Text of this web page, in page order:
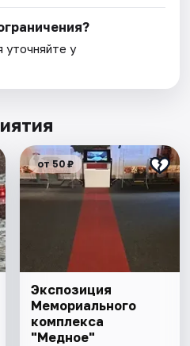
уточняйте у
от 50 ₽
Экспозиция
Мемориального
комплекса
"Медное"